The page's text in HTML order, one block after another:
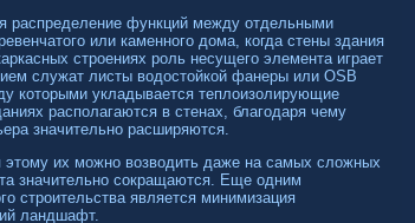
распределение функций между отдельными
или каменного дома, когда стены здания
строениях роль несущего элемента играет
служат листы водостойкой фанеры или OSB
которыми укладывается теплоизолирующие
располагаются в стенах, благодаря чему
значительно расширяются.
этому их можно возводить даже на самых сложных
значительно сокращаются. Еще одним
строительства является минимизация
ландшафт.